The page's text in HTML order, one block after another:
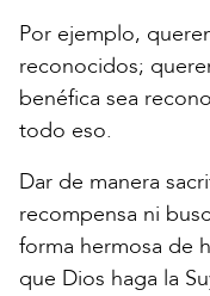
Por ejemplo,
reconocidos;
benéfica sea
todo eso.
Dar de manera
recompensa ni
forma hermosa de
que Dios haga la